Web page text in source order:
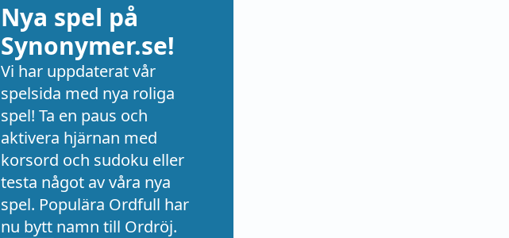
Nya spel på
Synonymer.se!
Vi har uppdaterat vår
spelsida med nya roliga
spel! Ta en paus och
aktivera hjärnan med
korsord och sudoku eller
testa något av våra nya
spel. Populära Ordfull har
nu bytt namn till Ordröj.